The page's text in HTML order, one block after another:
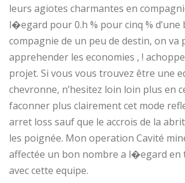
leurs agiotes charmantes en
l�egard pour 0.h % pour cinq %
compagnie de un peu de destin, on va
apprehender les economies , !
projet. Si vous vous trouvez être une
chevronne, n’hesitez loin loin plus en
faconner plus clairement cet mode
arret loss sauf que le accrois de la
les poignée. Mon operation Cavité
affectée un bon nombre a l�egard en
avec cette equipe.